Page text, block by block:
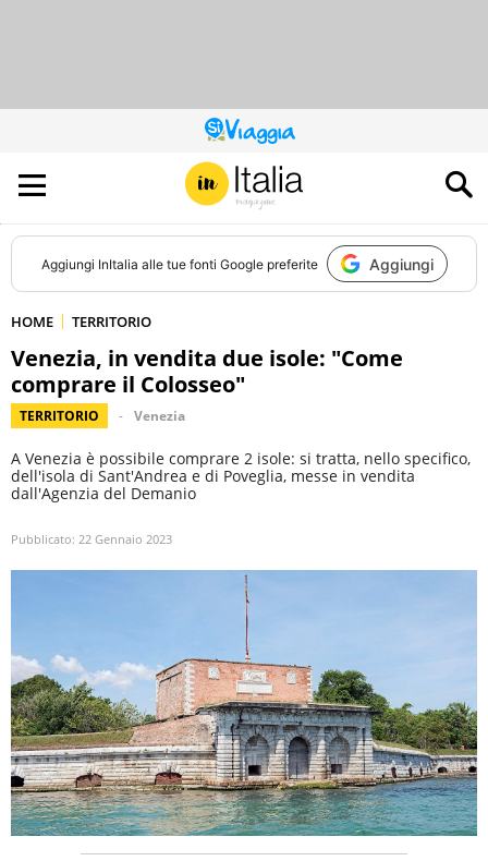
QUESTO
SITO
CONTRIBUISCE
ALL’AUDIENCE
DI
Aggiungi InItalia alle tue fonti Google preferite Aggiungi
HOME TERRITORIO
Venezia, in vendita due isole: "Come
comprare il Colosseo"
TERRITORIO Venezia
A Venezia è possibile comprare 2 isole: si tratta, nello specifico,
dell'isola di Sant'Andrea e di Poveglia, messe in vendita
dall'Agenzia del Demanio
Pubblicato: 22 Gennaio 2023